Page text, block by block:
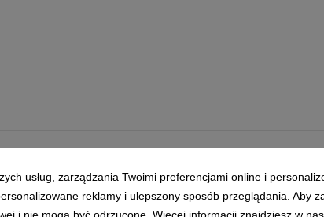
usług, zarządzania Twoimi preferencjami online i
reklamy i ulepszony sposób przeglądania. Aby